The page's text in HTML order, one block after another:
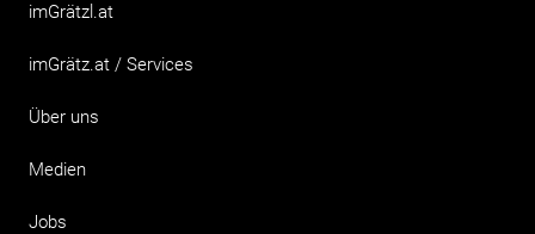
imGrätzl.at
imGrätz.at / Services
Über uns
Medien
Jobs